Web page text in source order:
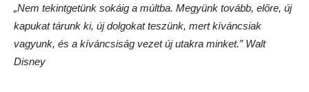
„Nem tekintgetünk sokáig a múltba. Megyünk tovább, előre, új
kapukat tárunk ki, új dolgokat teszünk, mert kíváncsiak
vagyunk, és a kíváncsiság vezet új utakra minket.” Walt
Disney